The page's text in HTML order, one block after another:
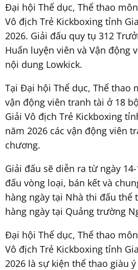
Đại hội Thể dục, Thể thao
Vô địch Trẻ Kickboxing tỉnh
2026. Giải đấu quy tụ 312
Huấn luyện viên và Vận động
nội dung Lowkick.
Tại Đại hội Thể dục, Thể thao
vận động viên tranh tài ở 18
Giải Vô địch Trẻ Kickboxing
năm 2026 các vận động viên
chương.
Giải đấu sẽ diễn ra từ ngày
đấu vòng loại, bán kết và
hàng ngày tại Nhà thi đấu thể
hàng ngày tại Quảng trường
Đại hội Thể dục, Thể thao
Vô địch Trẻ Kickboxing tỉnh
2026 là sự kiện thể thao giàu